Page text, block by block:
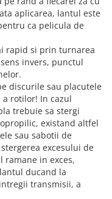
aplicarea, lantul este
ca pelicula de
rapid si prin turnarea
invers, punctul
discurile sau placutele
rotilor! In cazul
trebuie sa stergi
existand altfel
sau sabotii de
excesului de
ramane in exces,
ducand la
transmisii, a